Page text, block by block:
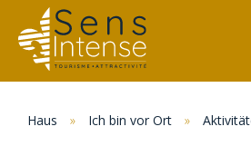
Haus » Ich bin vor Ort »